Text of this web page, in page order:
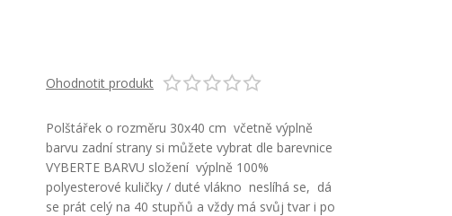
Ohodnotit produkt
Polštářek o rozměru 30x40 cm včetně výplně
barvu zadní strany si můžete vybrat dle barevnice
VYBERTE BARVU složení výplně 100%
polyesterové kuličky / duté vlákno neslíhá se, dá
se prát celý na 40 stupňů a vždy má svůj tvar i po